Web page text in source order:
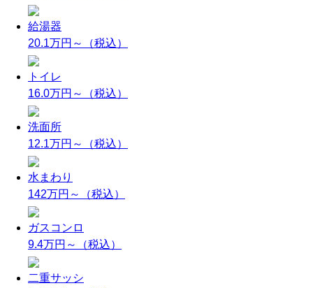
給湯器
20.1万円～
（税込）
トイレ
16.0万円～
（税込）
洗面所
12.1万円～
（税込）
水まわり
142万円～
（税込）
ガスコンロ
9.4万円～
（税込）
二重サッシ